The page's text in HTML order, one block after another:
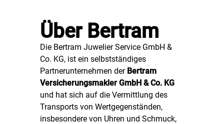
Über Bertram
Die Bertram Juwelier Service GmbH &
Co. KG, ist ein selbstständiges
Partnerunternehmen der Bertram
Versicherungsmakler GmbH & Co. KG
und hat sich auf die Vermittlung des
Transports von Wertgegenständen,
insbesondere von Uhren und Schmuck,